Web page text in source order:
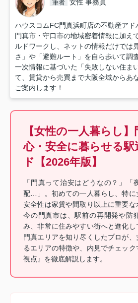
筆者 女性 事務員
ハウスコムFC門真浜町店の不動産アド
門真市・守口市の地域密着情報に加え
ルドワークし、ネットの情報だけでは
さ」や「避難ルート」を自ら歩いて調査
一次情報に基づいた「失敗しない住ま
て、賃貸から売買まで大阪全域からあ
ご案内します！
【女性の一人暮らし
心・安全に暮らせる駅
ド【2026年版】
「門真って治安はどうなの？」「
配…」。初めての一人暮らし、特に
安全性は家賃や間取り以上に重要
今の門真市は、駅前の再開発や防
み、非常に住みやすい街へと進化し
門真エリアを知り尽くしたプロが
るエリアの特徴や、内見でチェック
視点』を徹底解説します。